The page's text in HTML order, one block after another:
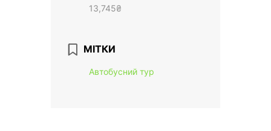
13,745₴
МІТКИ
Автобусний тур